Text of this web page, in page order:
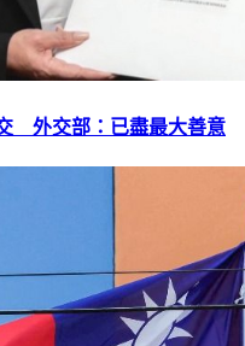
外交部：已盡最大善意